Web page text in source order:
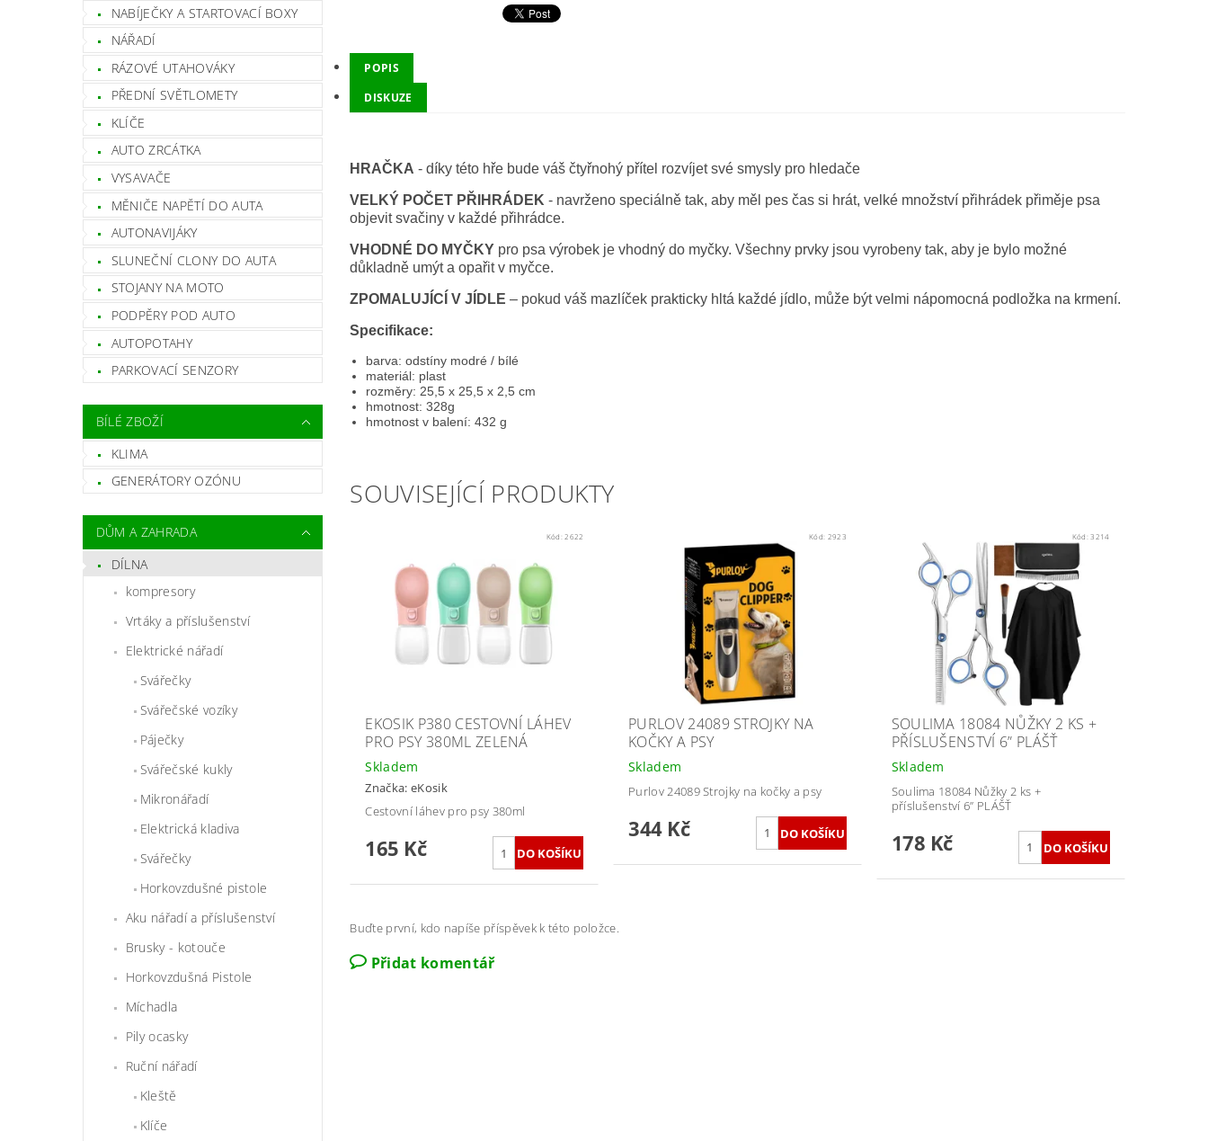
NABÍJEČKY A STARTOVACÍ BOXY
NÁŘADÍ
RÁZOVÉ UTAHOVÁKY
PŘEDNÍ SVĚTLOMETY
KLÍČE
AUTO ZRCÁTKA
VYSAVAČE
MĚNIČE NAPĚTÍ DO AUTA
AUTONAVIJÁKY
SLUNEČNÍ CLONY DO AUTA
STOJANY NA MOTO
PODPĚRY POD AUTO
AUTOPOTAHY
PARKOVACÍ SENZORY
BÍLÉ ZBOŽÍ
KLIMA
GENERÁTORY OZÓNU
DŮM A ZAHRADA
DÍLNA
kompresory
Vrtáky a příslušenství
Elektrické nářadí
Svářečky
Svářečské vozíky
Páječky
Svářečské kukly
Mikronářadí
Elektrická kladiva
Svářečky
Horkovzdušné pistole
Aku nářadí a příslušenství
Brusky - kotouče
Horkovzdušná Pistole
Míchadla
Pily ocasky
Ruční nářadí
Kleště
Klíče
POPIS
DISKUZE
HRAČKA - díky této hře bude váš čtyřnohý přítel rozvíjet své smysly pro hledače
VELKÝ POČET PŘIHRÁDEK- navrženo speciálně tak, aby měl pes čas si hrát, velké množství přihrádek přiměje psa
objevit svačiny v každé přihrádce.
VHODNÉ DO MYČKY pro psa výrobek je vhodný do myčky. Všechny prvky jsou vyrobeny tak, aby je bylo možné
důkladně umýt a opařit v myčce.
ZPOMALUJÍCÍ V JÍDLE– pokud váš mazlíček prakticky hltá každé jídlo, může být velmi nápomocná podložka na krmení.
Specifikace:
barva: odstíny modré / bílé
materiál: plast
rozměry: 25,5 x 25,5 x 2,5 cm
hmotnost: 328g
hmotnost v balení: 432 g
SOUVISEJÍCÍ PRODUKTY
Kód:2622
EKOSIK P380 CESTOVNÍ LÁHEV
PRO PSY 380ML ZELENÁ
Skladem
Značka: eKosik
Cestovní láhev pro psy 380ml
165 Kč
Kód: 2923
PURLOV 24089 STROJKY NA
KOČKY A PSY
Skladem
Purlov 24089 Strojky na kočky a psy
344 Kč
Kód:3214
SOULIMA 18084 NŮŽKY 2 KS +
PŘÍSLUŠENSTVÍ 6” PLÁŠŤ
Skladem
Soulima 18084 Nůžky 2 ks +
příslušenství 6” PLÁŠŤ
178 Kč
Buďte první, kdo napíše příspěvek k této položce.
Přidat komentář